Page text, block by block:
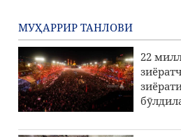
МУҲАРРИР ТАНЛОВИ
22